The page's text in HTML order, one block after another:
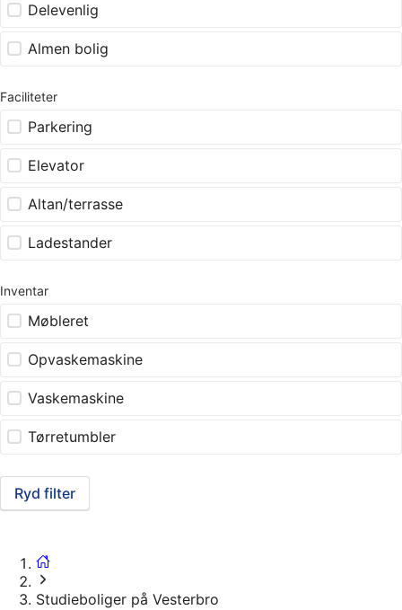
Delevenlig
Almen bolig
Faciliteter
Parkering
Elevator
Altan/terrasse
Ladestander
Inventar
Møbleret
Opvaskemaskine
Vaskemaskine
Tørretumbler
Ryd filter
Studieboliger på Vesterbro